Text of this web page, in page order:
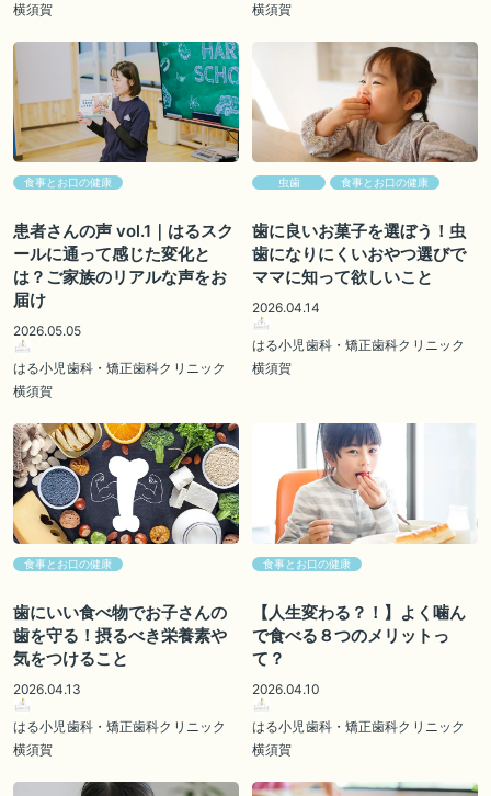
横須賀
横須賀
食事とお口の健康
患者さんの声 vol.1｜はるスク
ールに通って感じた変化と
は？ご家族のリアルな声をお
届け
2026.05.05
はる小児歯科・矯正歯科クリニック
横須賀
虫歯 食事とお口の健康
歯に良いお菓子を選ぼう！虫
歯になりにくいおやつ選びで
ママに知って欲しいこと
2026.04.14
はる小児歯科・矯正歯科クリニック
横須賀
食事とお口の健康
歯にいい食べ物でお子さんの
歯を守る！摂るべき栄養素や
気をつけること
2026.04.13
はる小児歯科・矯正歯科クリニック
横須賀
食事とお口の健康
【人生変わる？！】よく噛ん
で食べる８つのメリットっ
て？
2026.04.10
はる小児歯科・矯正歯科クリニック
横須賀